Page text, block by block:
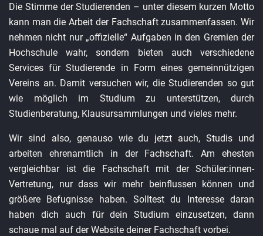
Die Stimme der Studierenden – unter diesem kurzen Motto
kann man die Arbeit der Fachschaft zusammenfassen. Wir
nehmen nicht nur „offizielle“ Aufgaben in den Gremien der
Hochschule wahr, sondern bieten auch verschiedene
Services für Studierende in Form eines gemeinnützigen
Vereins an. Damit versuchen wir, die Studierenden so gut
wie möglich im Studium zu unterstützen, durch
Studienberatung, Klausursammlungen und vieles mehr.
Wir sind also, genauso wie du jetzt auch, Studis und
arbeiten ehrenamtlich in der Fachschaft. Am ehesten
vergleichbar ist die Fachschaft mit der Schüler:innen-
Vertretung, nur dass wir mehr beinflussen können und
größere Befugnisse haben. Solltest du Interesse daran
haben dich auch für dein Studium einzusetzen, dann
schaue mal auf der Website deiner Fachschaft vorbei.